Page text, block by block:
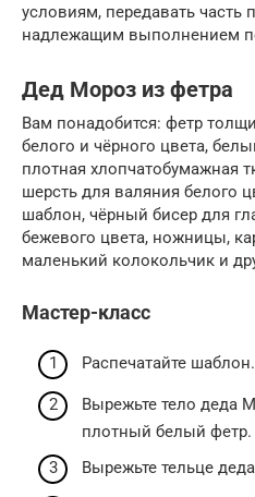
условиям, передавать часть
надлежащим выполнением
Дед Мороз из фетра
Вам понадобится: фетр
белого и чёрного цвета,
плотная хлопчатобумажная
шерсть для валяния белого
шаблон, чёрный бисер для
бежевого цвета, ножницы,
маленький колокольчик и
Мастер-класс
Распечатайте шаблон.
Вырежьте тело деда
плотный белый фетр.
Вырежьте тельце